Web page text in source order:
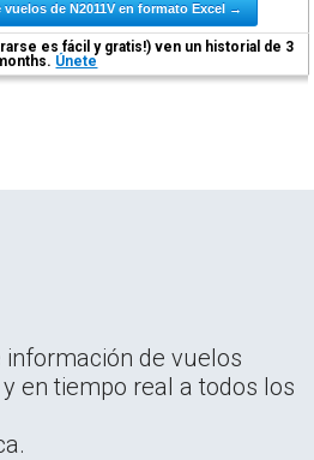
de N2011V en formato Excel →
es fácil y gratis!) ven un historial de 3
Únete
de vuelos
en tiempo real a todos los